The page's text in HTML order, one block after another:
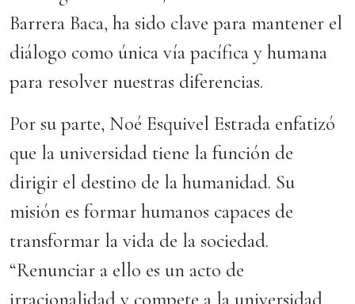
Barrera Baca, ha sido clave para mantener el
diálogo como única vía pacífica y humana
para resolver nuestras diferencias.
Por su parte, Noé Esquivel Estrada enfatizó
que la universidad tiene la función de
dirigir el destino de la humanidad. Su
misión es formar humanos capaces de
transformar la vida de la sociedad.
“Renunciar a ello es un acto de
irracionalidad y compete a la universidad